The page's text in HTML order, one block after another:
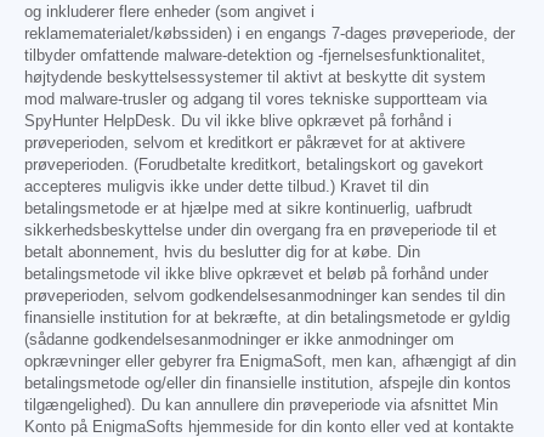
og inkluderer flere enheder (som angivet i
reklamematerialet/købssiden) i en engangs 7-dages prøveperiode, der
tilbyder omfattende malware-detektion og -fjernelsesfunktionalitet,
højtydende beskyttelsessystemer til aktivt at beskytte dit system
mod malware-trusler og adgang til vores tekniske supportteam via
SpyHunter HelpDesk. Du vil ikke blive opkrævet på forhånd i
prøveperioden, selvom et kreditkort er påkrævet for at aktivere
prøveperioden. (Forudbetalte kreditkort, betalingskort og gavekort
accepteres muligvis ikke under dette tilbud.) Kravet til din
betalingsmetode er at hjælpe med at sikre kontinuerlig, uafbrudt
sikkerhedsbeskyttelse under din overgang fra en prøveperiode til et
betalt abonnement, hvis du beslutter dig for at købe. Din
betalingsmetode vil ikke blive opkrævet et beløb på forhånd under
prøveperioden, selvom godkendelsesanmodninger kan sendes til din
finansielle institution for at bekræfte, at din betalingsmetode er gyldig
(sådanne godkendelsesanmodninger er ikke anmodninger om
opkrævninger eller gebyrer fra EnigmaSoft, men kan, afhængigt af din
betalingsmetode og/eller din finansielle institution, afspejle din kontos
tilgængelighed). Du kan annullere din prøveperiode via afsnittet Min
Konto på EnigmaSofts hjemmeside for din konto eller ved at kontakte